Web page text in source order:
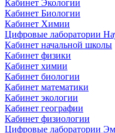
Кабинет Экологии
Кабинет Биологии
Кабинет Химии
Цифровые лаборатории
Кабинет начальной школы
Кабинет физики
Кабинет химии
Кабинет биологии
Кабинет математики
Кабинет экологии
Кабинет географии
Кабинет физиологии
Цифровые лаборатории